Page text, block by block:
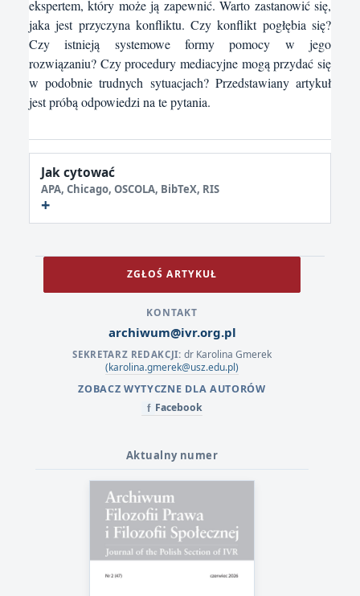
ekspertem, który może ją zapewnić. Warto zastanowić się,
jaka jest przyczyna konfliktu. Czy konflikt pogłębia się?
Czy istnieją systemowe formy pomocy w jego
rozwiązaniu? Czy procedury mediacyjne mogą przydać się
w podobnie trudnych sytuacjach? Przedstawiany artykuł
jest próbą odpowiedzi na te pytania.
Jak cytować
APA, Chicago, OSCOLA, BibTeX, RIS
ZGŁOŚ ARTYKUŁ
KONTAKT
archiwum@ivr.org.pl
SEKRETARZ REDAKCJI: dr Karolina Gmerek
(karolina.gmerek@usz.edu.pl)
ZOBACZ WYTYCZNE DLA AUTORÓW
f Facebook
Aktualny numer